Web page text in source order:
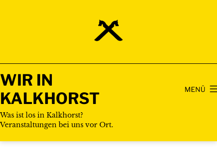
WIR IN
KALKHORST
Was ist los in Kalkhorst?
Veranstaltungen bei uns vor Ort.
MENÜ